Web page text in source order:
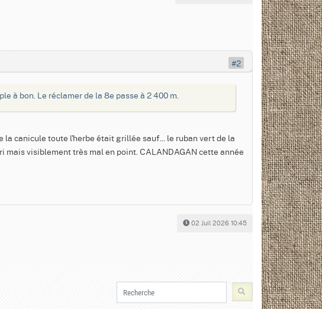
à bon. Le réclamer de la 8e passe à 2 400 m.
la canicule toute l'herbe était grillée sauf... le ruban vert de la
mais visiblement très mal en point. CALANDAGAN cette année
02 Juil 2026 10:45
#2